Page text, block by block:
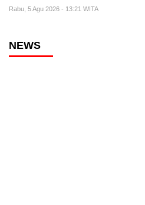
Rabu, 5 Agu 2026 - 13:21 WITA
NEWS